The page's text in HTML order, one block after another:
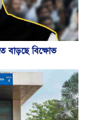
বাড়ছে বিক্ষোভ